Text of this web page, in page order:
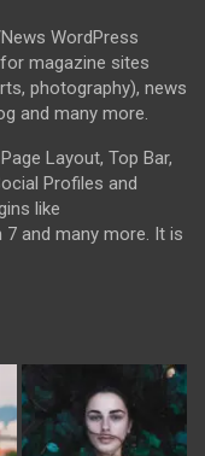
WordPress
magazine sites
photography), news
and many more.
Layout, Top Bar,
Profiles and
like
and many more. It is